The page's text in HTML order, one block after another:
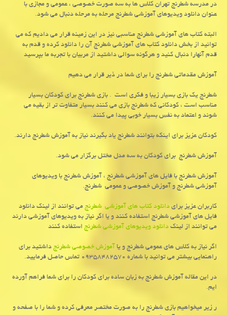
در مدرسه شطرنج تهران کلاس ها به سه صورت خصوصی ، عمومی و مجازی با
عنوان دانلود ویدیوهای آموزشی شطرنج مرحله به مرحله دنبال می شود.
البته کتاب های آموزشی شطرنج مناسبی نیز در این زمینه قرار می دادیم که می
توانید از بخش دانلود کتاب های آموزشی شطرنج آن را دانلود کرده و قدم به
قدم آنهارا دنبال کنید و هرگونه سوالی داشتید از مربیان با تجربه ما بپرسید
آموزش مقدماتی شطرنج را برای شما در ذیر قرار می دهیم
شطرنج یک بازی بسیار زیبا و فکری است . بازی شطرنج برای کودکان بسیار
مناسب است ، کودکانی که شطرنج بازی می کنند بسیار متفاوت تر از بقیه می
شوند و اعتماد به نفس بسیار خوبی پیدا می کنند.
کودکان عزیز برای اینکه بتوانند شطرنج یاد بگیرند نیاز به آموزش شطرنج دارند.
آموزش شطرنج برای کودکان به سه مدل مختل برگزار می شود.
آموزش شطرنج با فایل های آموزشی شطرنج ، آموزش شطرنج با ویدیوهای
آموزشی شطرنج و آموزش خصوصی و عمومی شطرنج.
کاربران عزیز برایدانلود کتاب های آموزشی شطرنجمی توانند از لینک دانلود
فایل های آموزشی شطرنج استفاده کنند و یا اگر نیاز به ویدیوهای آموزشی دارند
می توانند از لینکدانلود ویدیوهای آموزشی شطرنجاستفاده کنند
اگر نیاز به کلاس های عمومی شطرنج و یاآموزش خصوصی شطرنجداشتید برای
راهنمایی بیشتر می توانید با شماره ۰۹۳۵۸۴۸۲۵۷۰ تماس حاصل فرمایید.
در این مقاله آموزش شطرنج به زبان ساده برای کودکان را برای شما فراهم آورده
ایم.
ر زیر میخواهیم بازی شطرنج را به صورت مختصر معرفی کرده و شما را با صفحه و